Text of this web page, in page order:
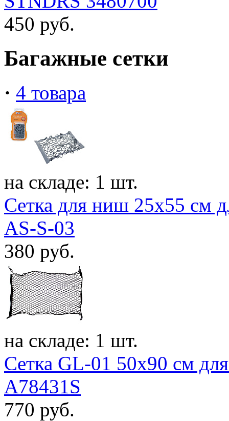
450 руб.
Багажные сетки
· 4 товара
на складе: 1 шт.
Сетка для ниш 25x55 см
AS-S-03
380 руб.
на складе: 1 шт.
Сетка GL-01 50x90 см
A78431S
770 руб.